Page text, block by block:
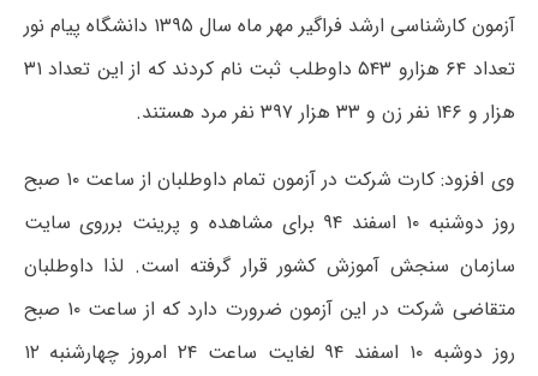
آزمون کارشناسی ارشد فراگیر مهر ماه سال ۱۳۹۵ دانشگاه پیام نور
تعداد ۶۴ هزارو ۵۴۳ داوطلب ثبت نام کردند که از این تعداد ۳۱
هزار و ۱۴۶ نفر زن و ۳۳ هزار ۳۹۷ نفر مرد هستند.
وی افزود: کارت شرکت در آزمون تمام داوطلبان از ساعت ۱۰ صبح
روز دوشنبه ۱۰ اسفند ۹۴ برای مشاهده و پرینت برروی سایت
سازمان سنجش آموزش کشور قرار گرفته است. لذا داوطلبان
متقاضی شرکت در این آزمون ضرورت دارد که از ساعت ۱۰ صبح
روز دوشبه ۱۰ اسفند ۹۴ لغایت ساعت ۲۴ امروز چهارشنبه ۱۲